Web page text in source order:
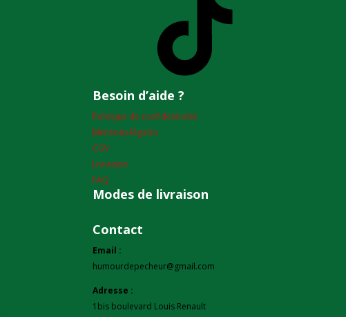
Besoin d’aide ?
Politique de confidentialité
Mentions légales
CGV
Livraison
FAQ
Modes de livraison
Contact
Email :
humourdepecheur@gmail.com
Adresse :
1bis boulevard Louis Renault